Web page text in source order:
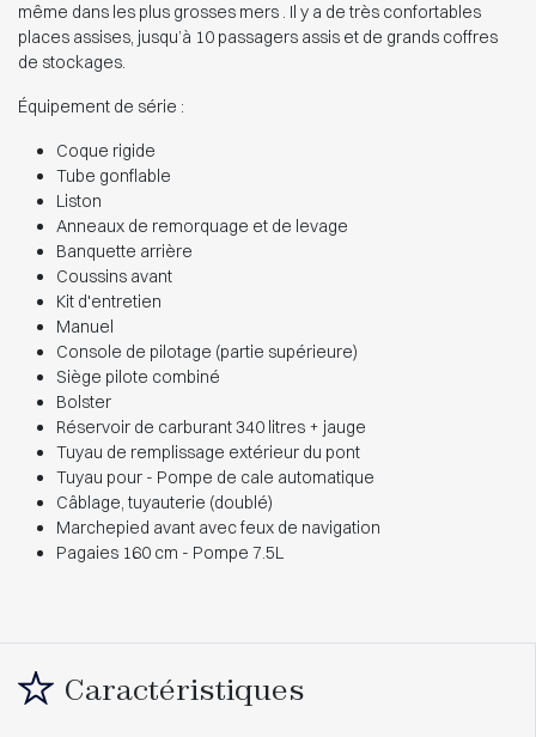
même dans les plus grosses mers . Il y a de très confortables
places assises, jusqu’à 10 passagers assis et de grands coffres
de stockages.
Équipement de série :
Coque rigide
Tube gonflable
Liston
Anneaux de remorquage et de levage
Banquette arrière
Coussins avant
Kit d'entretien
Manuel
Console de pilotage (partie supérieure)
Siège pilote combiné
Bolster
Réservoir de carburant 340 litres + jauge
Tuyau de remplissage extérieur du pont
Tuyau pour - Pompe de cale automatique
Câblage, tuyauterie (doublé)
Marchepied avant avec feux de navigation
Pagaies 160 cm - Pompe 7.5L
Caractéristiques